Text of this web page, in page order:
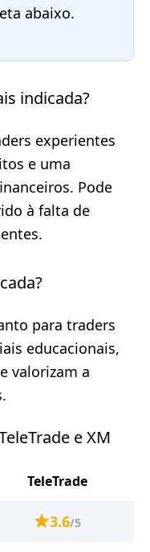
abaixo.
indicada?
experientes
e uma
Pode
à falta de
para traders
educacionais,
valorizam a
e XM
TeleTrade
3.6/5